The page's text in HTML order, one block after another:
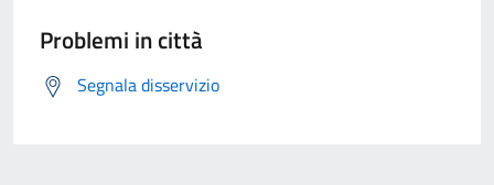
Problemi in città
Segnala disservizio